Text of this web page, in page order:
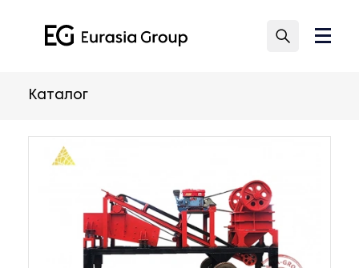
Каталог